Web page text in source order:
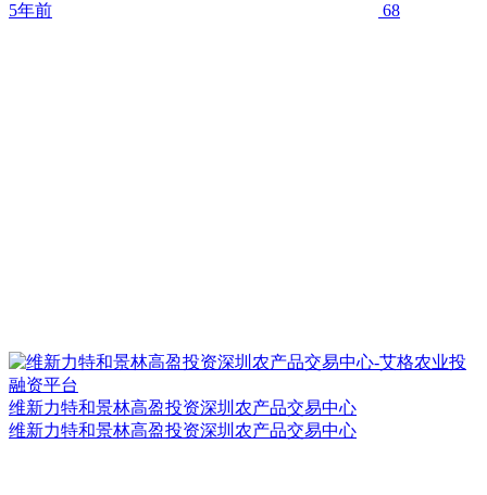
5年前 68
维新力特和景林高盈投资深圳农产品交易中心
维新力特和景林高盈投资深圳农产品交易中心